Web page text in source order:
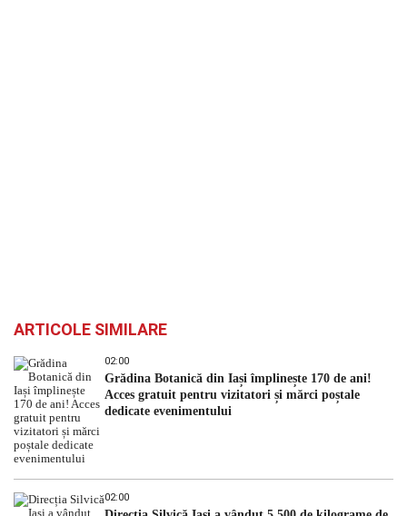
ARTICOLE SIMILARE
02:00
Grădina Botanică din Iași împlinește 170 de ani!
Acces gratuit pentru vizitatori și mărci poștale
dedicate evenimentului
02:00